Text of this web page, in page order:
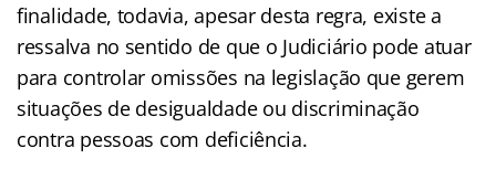
finalidade, todavia, apesar desta regra, existe a
ressalva no sentido de que o Judiciário pode atuar
para controlar omissões na legislação que gerem
situações de desigualdade ou discriminação
contra pessoas com deficiência.